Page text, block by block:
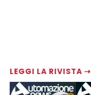
LEGGI LA RIVISTA ⇢